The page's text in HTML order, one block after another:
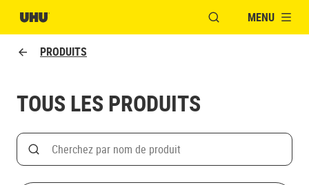
OUVRIR LAMENU
PRODUITS
TOUS LES PRODUITS
Search
Rechercher par nom de produit